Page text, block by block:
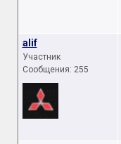
alif
Участник
Сообщения: 255